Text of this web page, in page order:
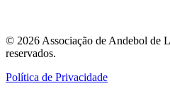
© 2026 Associação de Andebol de
reservados.
Política de Privacidade